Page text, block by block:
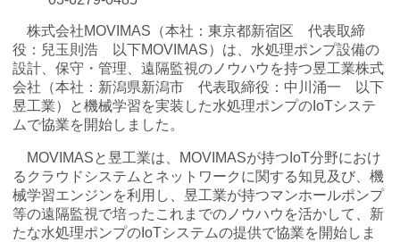
株式会社MOVIMAS（本社：東京都新宿区 代表取締
役：兒玉則浩 以下MOVIMAS）は、水処理ポンプ設備の
設計、保守・管理、遠隔監視のノウハウを持つ昱工業株式
会社（本社：新潟県新潟市 代表取締役：中川涌一 以下
昱工業）と機械学習を実装した水処理ポンプのIoTシステ
ムで協業を開始しました。
MOVIMASと昱工業は、MOVIMASが持つIoT分野におけ
るクラウドシステムとネットワークに関する知見及び、機
械学習エンジンを利用し、昱工業が持つマンホールポンプ
等の遠隔監視で培ったこれまでのノウハウを活かして、新
たな水処理ポンプのIoTシステムの提供で協業を開始しま